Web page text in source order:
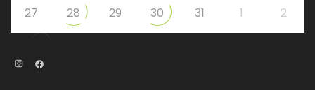
27 28 29 30 31 1 2